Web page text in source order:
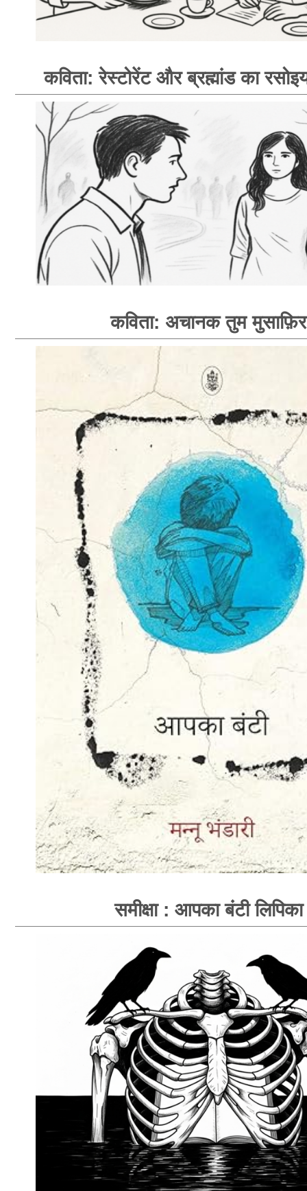
कविता: रेस्टोरेंट और ब्रह्मांड का
कविता: अचानक तुम मुसाफ़िर
समीक्षा : आपका बंटी लिपिका